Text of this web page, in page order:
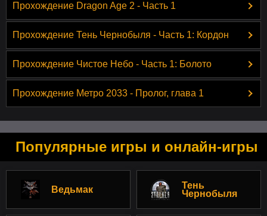
Прохождение Dragon Age 2 - Часть 1
Прохождение Тень Чернобыля - Часть 1: Кордон
Прохождение Чистое Небо - Часть 1: Болото
Прохождение Метро 2033 - Пролог, глава 1
Популярные игры и онлайн-игры
Ведьмак
Тень
Чернобыля